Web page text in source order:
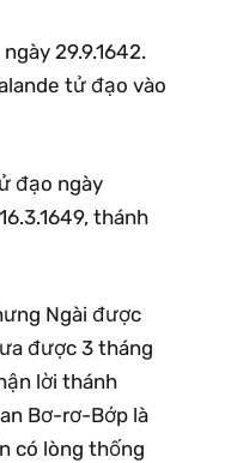
29.9.1642.
tử đạo vào
đạo ngày
thánh
Ngài được
được 3 tháng
lời thánh
Bơ-rơ-Bớp là
có lòng thống